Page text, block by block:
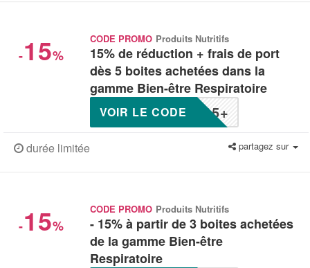
-15%
CODE PROMO Produits Nutritifs
15% de réduction + frais de port
dès 5 boites achetées dans la
gamme Bien-être Respiratoire
15+
VOIR LE CODE
durée limitée partagez sur
-15%
CODE PROMO Produits Nutritifs
- 15% à partir de 3 boites achetées
de la gamme Bien-être
Respiratoire